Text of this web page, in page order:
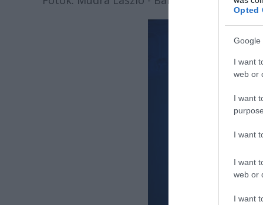
Opted
Google
I want
web or
I want
I want
I want
web or
I want